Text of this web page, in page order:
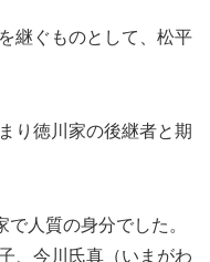
継ぐものとして、松平
り徳川家の後継者と期
人質の身分でした。
、今川氏真（いまがわ